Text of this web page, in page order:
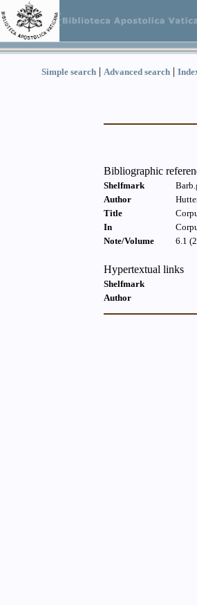
Simple search | Advanced search |
Bibliographic
Shelfmark
Author
Title
In
Note/Volume
6.1
Hypertextual links
Shelfmark
Author